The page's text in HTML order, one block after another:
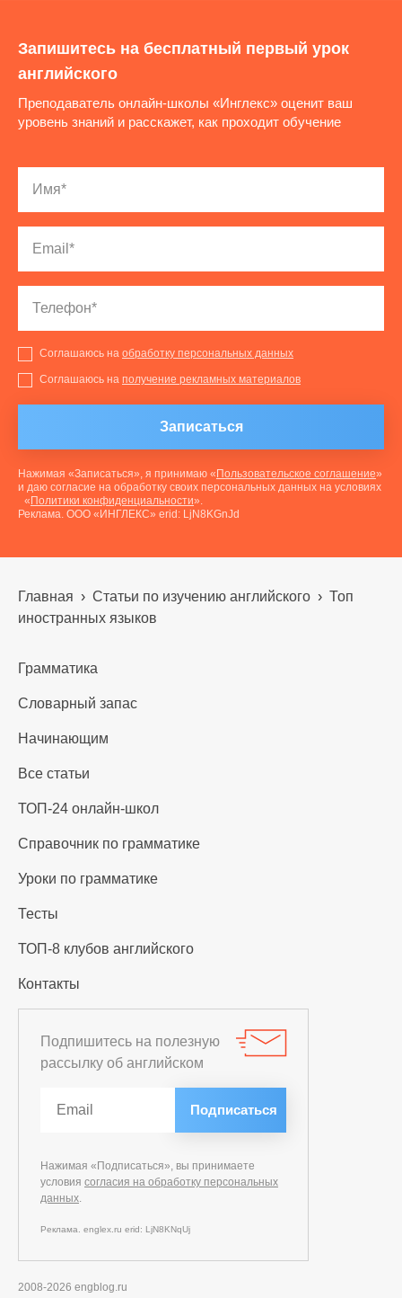
Запишитесь на бесплатный первый урок
английского
Преподаватель онлайн-школы «Инглекс» оценит ваш
уровень знаний и расскажет, как проходит обучение
Соглашаюсь на обработку персональных данных
Соглашаюсь на получение рекламных материалов
Записаться
Нажимая «Записаться», я принимаю « Пользовательское соглашение»
и даю согласие на обработку своих персональных данных на условиях
« Политики конфиденциальности».
Реклама. ООО «ИНГЛЕКС» erid: LjN8KGnJd
Главная › Статьи по изучению английского › Топ
иностранных языков
Грамматика
Словарный запас
Начинающим
Все статьи
ТОП-24 онлайн-школ
Справочник по грамматике
Уроки по грамматике
Тесты
ТОП-8 клубов английского
Контакты
Подпишитесь на полезную
рассылку об английском
Нажимая «Подписаться», вы принимаете
условия согласия на обработку персональных
данных.
Реклама. englex.ru erid: LjN8KNqUj
2008-2026 engblog.ru